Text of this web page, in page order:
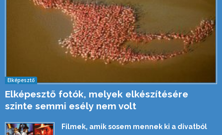
Elképesztő
Elképesztő fotók, melyek elkészítésére
szinte semmi esély nem volt
Filmek, amik sosem mennek ki a divatból